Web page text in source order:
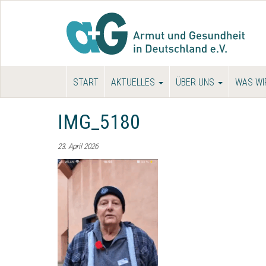
START AKTUELLES ÜBER UNS WAS
IMG_5180
23. April 2026